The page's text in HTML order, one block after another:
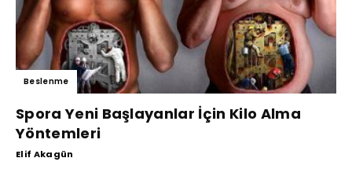
Beslenme
Spora Yeni Başlayanlar İçin Kilo Alma
Yöntemleri
Elif Akagün